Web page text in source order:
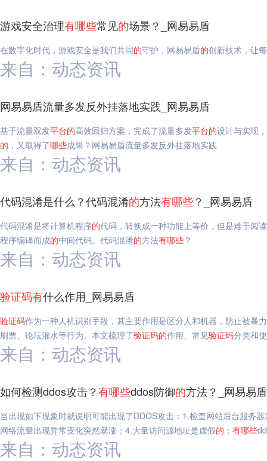
游戏安全治理有哪些常见的场景？_网易易盾
在数字化时代，游戏安全是我们共同的守护，网易易盾的创新技术，让
来自：动态资讯
网易易盾流量多发反外挂落地实践_网易易盾
基于流量双发平台的高效回归方案，完成了流量多发平台的设计与实现
的 ，又取得了哪些成果？网易易盾流量多发反外挂落地实践
来自：动态资讯
代码混淆是什么？代码混淆的方法有哪些？_网易易盾
代码混淆是将计算机程序的代码，转换成一种功能上等价，但是难于阅
程序编译而成的中间代码。代码混淆的方法有哪些 ？
来自：动态资讯
验证码有什么作用_网易易盾
验证码作为一种人机识别手段，其主要作用是区分人和机器，防止被暴
刷票、论坛灌水等行为。本文梳理了验证码的作用、常见验证码分类和
来自：动态资讯
如何检测ddos攻击？有哪些ddos防御的方法？_网易易盾
当出现如下现象时就说明可能出现了DDOS攻击：1.检查网站后台服务
网络流量出现异常变化突然暴涨；4.大量访问源地址是虚假的 ； 有哪些
来自：动态资讯